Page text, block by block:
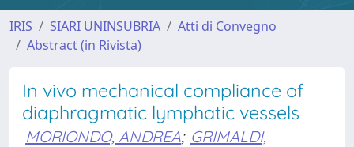
IRIS SIARI UNINSUBRIA
Atti di Convegno
Abstract (in Rivista)
In vivo mechanical compliance of
diaphragmatic lymphatic vessels
MORIONDO, ANDREA; GRIMALDI,